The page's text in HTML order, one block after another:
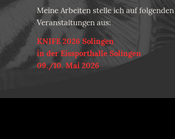
Meine Arbeiten stelle ich auf folgenden
Veranstaltungen aus:
KNIFE 2026 Solingen
in der Eissporthalle Solingen
09./10. Mai 2026